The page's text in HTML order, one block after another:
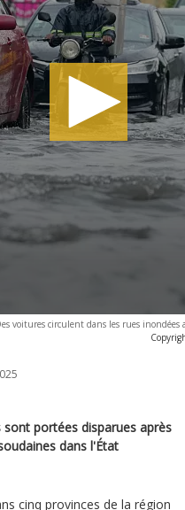
voitures circulent dans les rues
portées disparues après
dans l'État
cinq provinces de la région